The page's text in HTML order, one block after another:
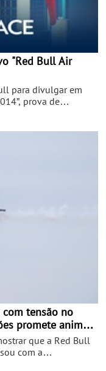
"Red Bull Air
para divulgar em
prova de
pilotos do
acompanhada a
com tensão no
promete animar
que a Red Bull
com a
era onde os